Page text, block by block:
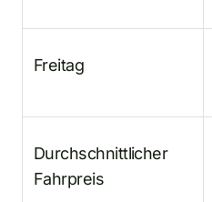
Freitag
Durchschnittlicher
Fahrpreis